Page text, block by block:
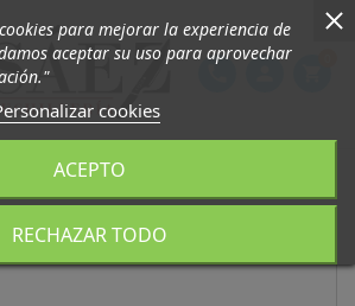
para mejorar la experiencia de
aceptar su uso para aprovechar
cookies
RECHAZAR TODO
ACEPTO